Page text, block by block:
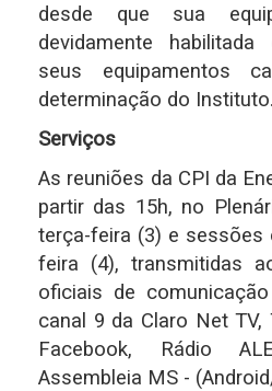
desde que sua
devidamente
seus equipamentos
determinação do Instituto.
Serviços
As reuniões da CPI da
partir das 15h, no
terça-feira (3) e sessões
feira (4), transmitidas
oficiais de
canal 9 da Claro Net TV,
Facebook, Rádio
Assembleia MS -